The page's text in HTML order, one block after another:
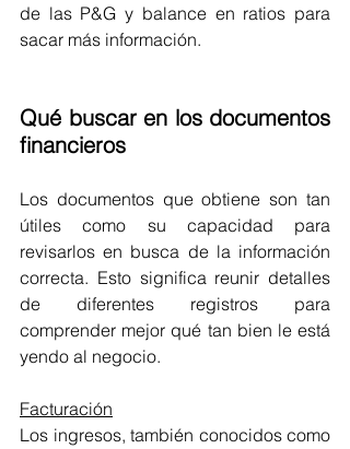
de las P&G y balance en ratios para
sacar más información.
Qué buscar en los documentos
financieros
Los documentos que obtiene son tan
útiles como su capacidad para
revisarlos en busca de la información
correcta. Esto significa reunir detalles
de diferentes registros para
comprender mejor qué tan bien le está
yendo al negocio.
Facturación
Los ingresos, también conocidos como